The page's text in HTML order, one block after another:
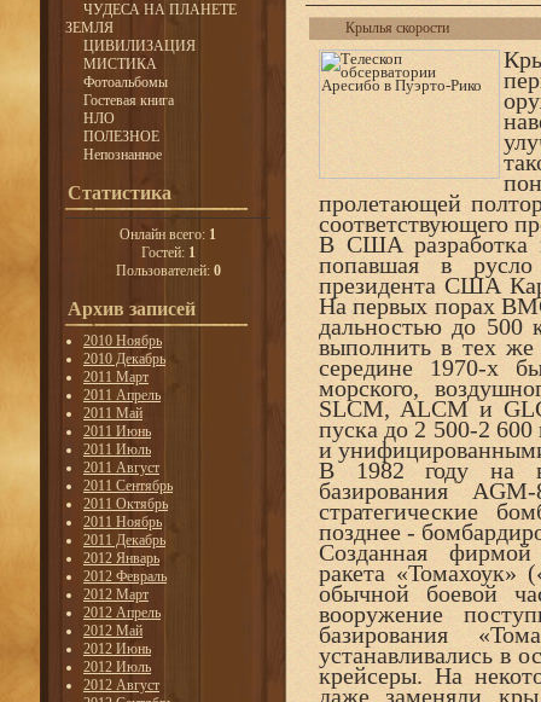
ЧУДЕСА НА ПЛАНЕТЕ
ЗЕМЛЯ
ЦИВИЛИЗАЦИЯ
МИСТИКА
Фотоальбомы
Гостевая книга
НЛО
ПОЛЕЗНОЕ
Непознанное
Статистика
Онлайн всего: 1
Гостей: 1
Пользователей: 0
Архив записей
2010 Ноябрь
2010 Декабрь
2011 Март
2011 Апрель
2011 Май
2011 Июнь
2011 Июль
2011 Август
2011 Сентябрь
2011 Октябрь
2011 Ноябрь
2011 Декабрь
2012 Январь
2012 Февраль
2012 Март
2012 Апрель
2012 Май
2012 Июнь
2012 Июль
2012 Август
Крылья скорости
пролетающей
соответствующего
В США разработка
попавшая в русло
президента США
На первых порах
дальностью до 500
выполнить в тех же
середине 1970-х
морского,
SLCM, ALCM и
пуска до 2 500-2
и
В 1982 году на
базирования
стратегические
позднее -
Созданная фирмой
ракета «Томахоук»
обычной боевой
вооружение
базирования
устанавливались в
крейсеры. На
даже заменяли